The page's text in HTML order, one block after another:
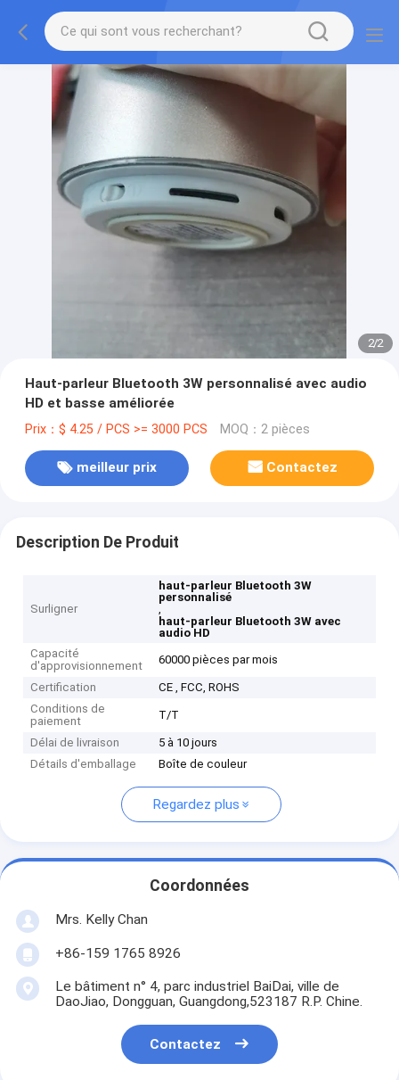
2/2
Haut-parleur Bluetooth 3W personnalisé avec audio
HD et basse améliorée
Prix：$ 4.25 / PCS >= 3000 PCS MOQ：2 pièces
meilleur prix Contactez
Description De Produit
Surligner
haut-parleur Bluetooth 3W
personnalisé
,
haut-parleur Bluetooth 3W avec
audio HD
Capacité
d'approvisionnement
60000 pièces par mois
Certification
CE , FCC, ROHS
Conditions de
paiement
T/T
Délai de livraison
5 à 10 jours
Détails d'emballage
Boîte de couleur
Regardez plus
Coordonnées
Mrs. Kelly Chan
+86-159 1765 8926
Le bâtiment n° 4, parc industriel BaiDai, ville de
DaoJiao, Dongguan, Guangdong,523187 R.P. Chine.
Contactez